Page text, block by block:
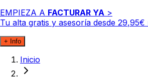
EMPIEZA A FACTURAR YA >
Tu alta gratis y asesoría desde 29,95€
+ Info
Inicio